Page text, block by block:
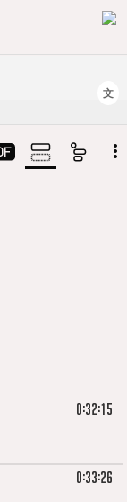
文
0:32:15
0:33:26